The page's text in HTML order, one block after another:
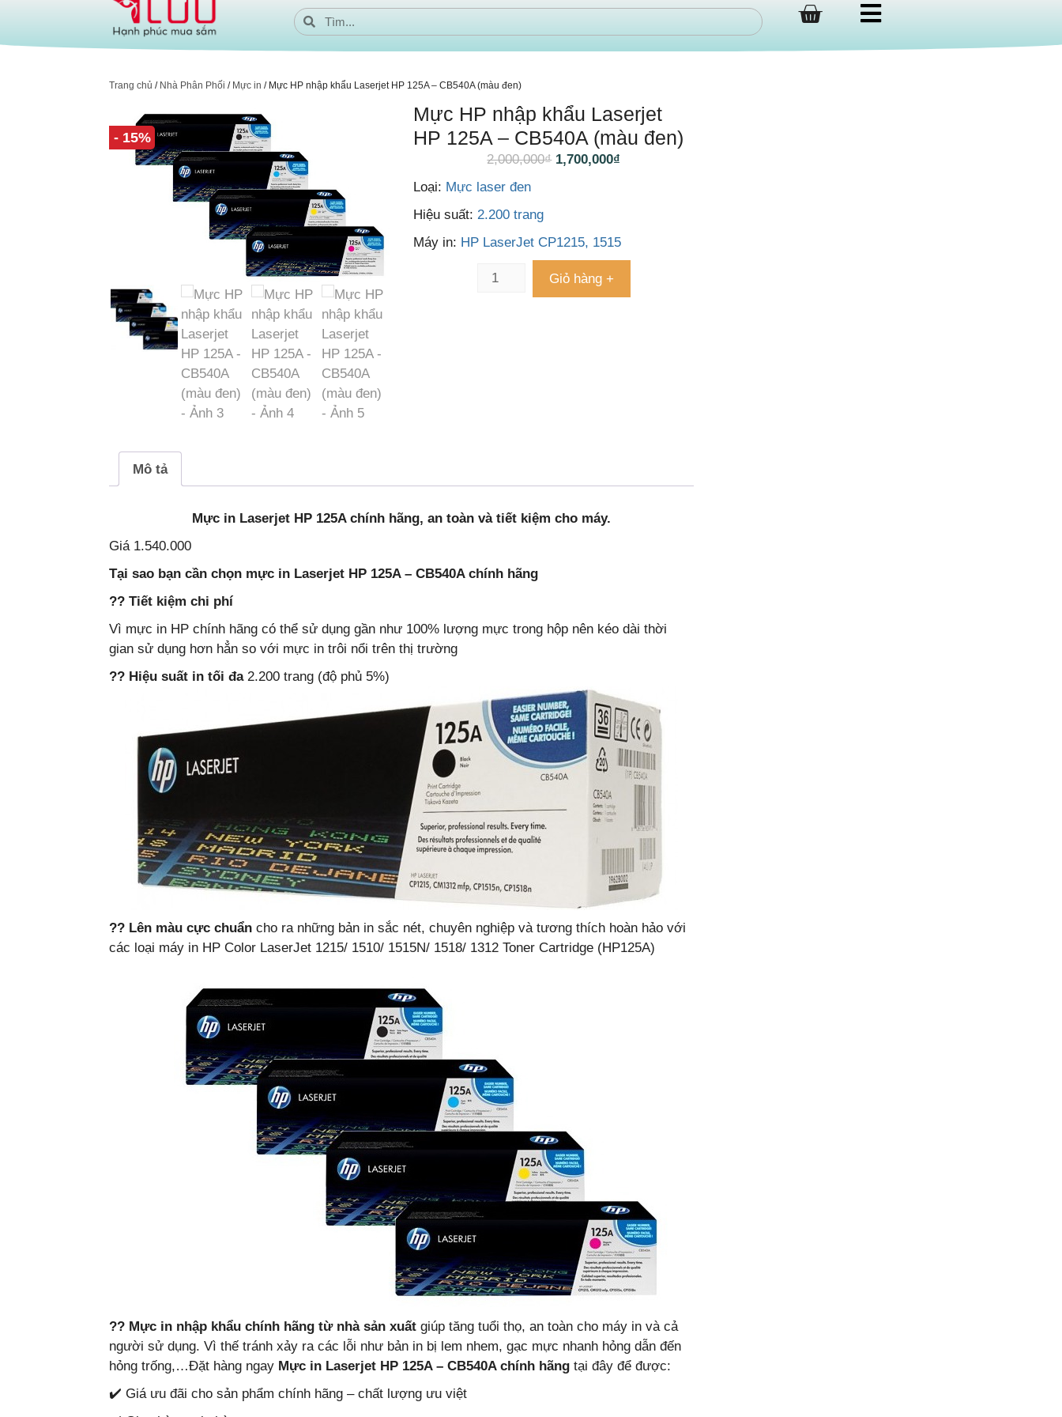
Trang chủ / Nhà Phân Phối / Mực in / Mực HP nhập khẩu Laserjet HP 125A – CB540A (màu đen)
- 15%
Mực HP nhập khẩu Laserjet
HP 125A – CB540A (màu đen)
2,000,000₫ 1,700,000₫
Loại: Mực laser đen
Hiệu suất:2.200 trang
Máy in: HP LaserJet CP1215, 1515
Giỏ hàng +
Mô tả
Mực in Laserjet HP 125A chính hãng, an toàn và tiết kiệm cho máy.
Giá 1.540.000
Tại sao bạn cần chọn mực in Laserjet HP 125A – CB540A chính hãng
?? Tiết kiệm chi phí
Vì mực in HP chính hãng có thể sử dụng gần như 100% lượng mực trong hộp nên kéo dài thời
gian sử dụng hơn hẳn so với mực in trôi nổi trên thị trường
?? Hiệu suất in tối đa2.200 trang (độ phủ 5%)
?? Lên màu cực chuẩn cho ra những bản in sắc nét, chuyên nghiệp và tương thích hoàn hảo với
các loại máy in HP Color LaserJet 1215/ 1510/ 1515N/ 1518/ 1312 Toner Cartridge (HP125A)
?? Mực in nhập khẩu chính hãng từ nhà sản xuất giúp tăng tuổi thọ, an toàn cho máy in và cả
người sử dụng. Vì thế tránh xảy ra các lỗi như bản in bị lem nhem, gạc mực nhanh hỏng dẫn đến
hỏng trống,…Đặt hàng ngay Mực in Laserjet HP 125A – CB540A chính hãng tại đây để được:
✔️ Giá ưu đãi cho sản phẩm chính hãng – chất lượng ưu việt